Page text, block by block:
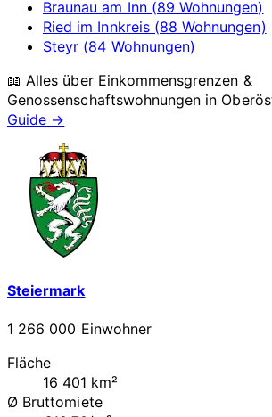
Braunau am Inn (89 Wohnungen)
Ried im Innkreis (88 Wohnungen)
Steyr (84 Wohnungen)
📖 Alles über Einkommensgrenzen &
Genossenschaftswohnungen in
Guide →
Steiermark
1 266 000 Einwohner
Fläche
16 401 km²
Ø Bruttomiete